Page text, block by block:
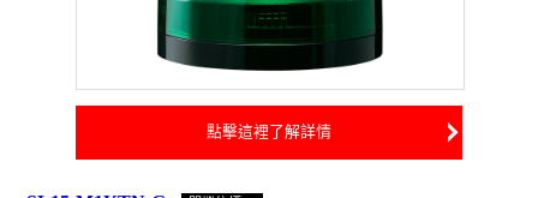
點擊這裡了解詳情